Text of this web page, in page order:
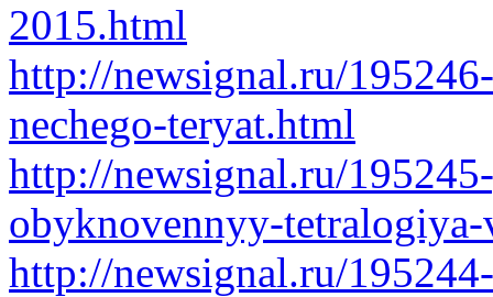
2015.html
http://newsignal.ru/
nechego-teryat.html
http://newsignal.ru/
obyknovennyy-
http://newsignal.ru/